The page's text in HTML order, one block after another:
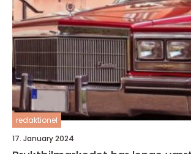
redaktionel
17. January 2024